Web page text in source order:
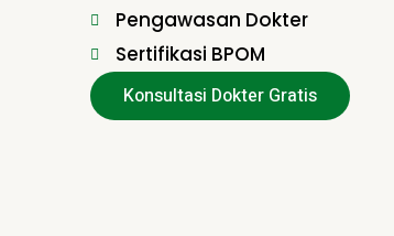
Pengawasan Dokter
Sertifikasi BPOM
Konsultasi Dokter Gratis